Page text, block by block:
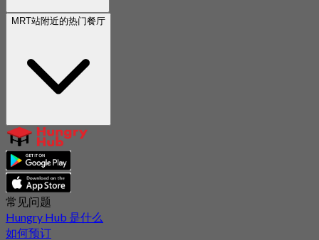
MRT站附近的热门餐厅
常见问题
Hungry Hub 是什么
如何预订